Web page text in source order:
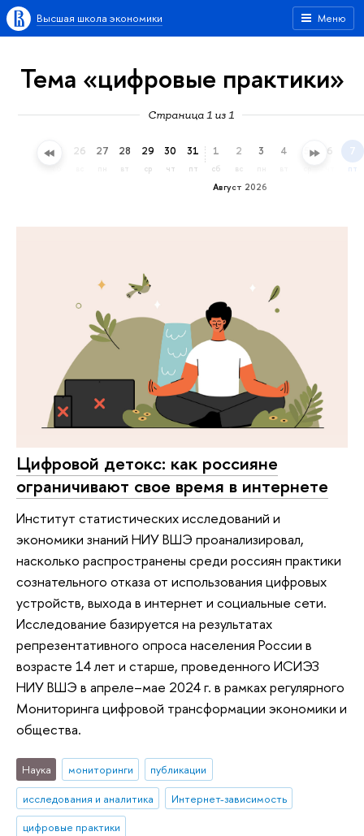
Меню
Высшая школа экономики
Тема «цифровые практики»
Страница 1 из 1
25 26 27 28
вт
29
ср
30
чт
31
пт
Август 2026
1
сб
2
вс
3 4 5 6 7
пт
Цифровой детокс: как россияне
ограничивают свое время в интернете
Институт статистических исследований и
экономики знаний НИУ ВШЭ проанализировал,
насколько распространены среди россиян практики
сознательного отказа от использования цифровых
устройств, выхода в интернет и социальные сети.
Исследование базируется на результатах
репрезентативного опроса населения России в
возрасте 14 лет и старше, проведенного ИСИЭЗ
НИУ ВШЭ в апреле–мае 2024 г. в рамках регулярного
Мониторинга цифровой трансформации экономики и
общества.
Наука мониторинги
публикации
исследования и аналитика
Интернет-зависимость
цифровые практики